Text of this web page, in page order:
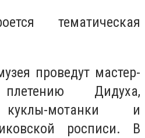
тематическая
проведут мастер-
Дидуха,
куклы-мотанки и
росписи. В